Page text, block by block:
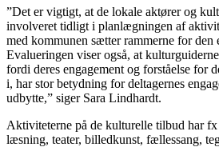
”Det er vigtigt, at de lokale aktører og
involveret tidligt i planlægningen af
med kommunen sætter rammerne for den
Evalueringen viser også, at
fordi deres engagement og forståelse for
i, har stor betydning for deltagernes
udbytte,” siger Sara Lindhardt.
Aktiviteterne på de kulturelle tilbud har
læsning, teater, billedkunst, fællessang,